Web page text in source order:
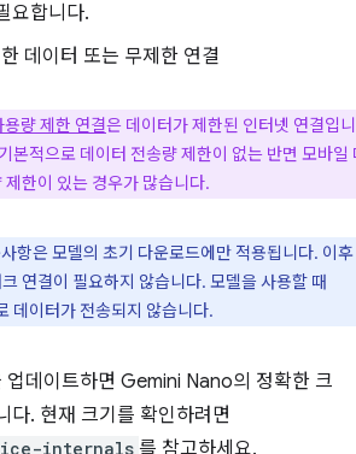
요합니다.
데이터 또는 무제한 연결
용량 제한 연결은 데이터가 제한된 인터넷 연결입
본적으로 데이터 전송량 제한이 없는 반면 모바일
한이 있는 경우가 많습니다.
항은 모델의 초기 다운로드에만 적용됩니다. 이
연결이 필요하지 않습니다. 모델을 사용할 때
데이터가 전송되지 않습니다.
업데이트하면 Gemini Nano의 정확한 크
다. 현재 크기를 확인하려면
internals 를 참고하세요.